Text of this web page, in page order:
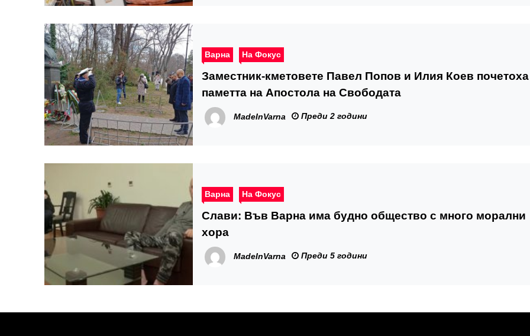
Варна На Фокус
Заместник-кметовете Павел Попов и Илия Коев почетоха
паметта на Апостола на Свободата
MadeInVarna Преди 2 години
Варна На Фокус
Слави: Във Варна има будно общество с много морални
хора
MadeInVarna Преди 5 години